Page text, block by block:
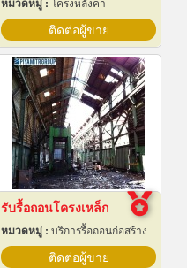
ติดต่อผู้ขาย
รับรื้อถอนโครงเหล็ก
หมวดหมู่ : บริการรื้อถอนก่อสร้าง
ติดต่อผู้ขาย